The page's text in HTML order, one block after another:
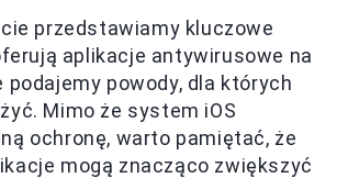
przedstawiamy kluczowe
aplikacje antywirusowe na
podajemy powody, dla których
Mimo że system iOS
ochronę, warto pamiętać, że
mogą znacząco zwiększyć